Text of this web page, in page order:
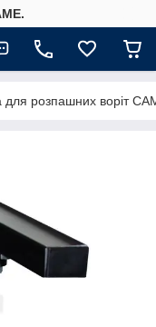
для розпашних воріт